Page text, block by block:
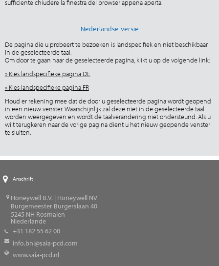
sufficiente chiudere la finestra del browser appena aperta.
Nederlandse versie
De pagina die u probeert te bezoeken is landspecifiek en niet beschikbaar
in de geselecteerde taal.
Om door te gaan naar de geselecteerde pagina, klikt u op de volgende link:
» Kies landspecifieke pagina DE
» Kies landspecifieke pagina FR
Houd er rekening mee dat de door u geselecteerde pagina wordt geopend
in een nieuw venster. Waarschijnlijk zal deze niet in de geselecteerde taal
worden weergegeven en wordt de taalverandering niet ondersteund. Als u
wilt terugkeren naar de vorige pagina dient u het nieuw geopende venster
te sluiten.
Anschrift
Honeywell B.V. | Honeywell NV
Burgemeester Burgerslaan 40
5245 NH Rosmalen
Niederlande
+31 182 55 62 00
info.bnl@saia-pcd.com
www.saia-pcd.nl